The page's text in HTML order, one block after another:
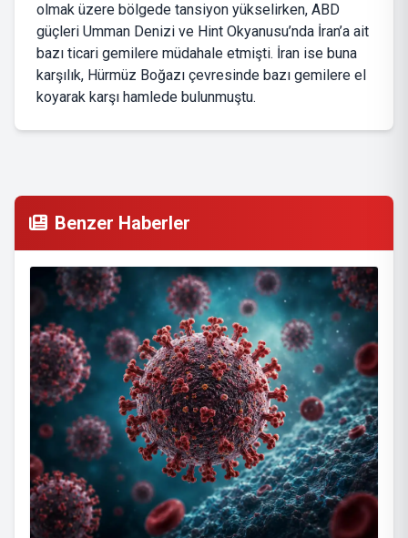
olmak üzere bölgede tansiyon yükselirken, ABD
güçleri Umman Denizi ve Hint Okyanusu’nda İran’a ait
bazı ticari gemilere müdahale etmişti. İran ise buna
karşılık, Hürmüz Boğazı çevresinde bazı gemilere el
koyarak karşı hamlede bulunmuştu.
Benzer Haberler